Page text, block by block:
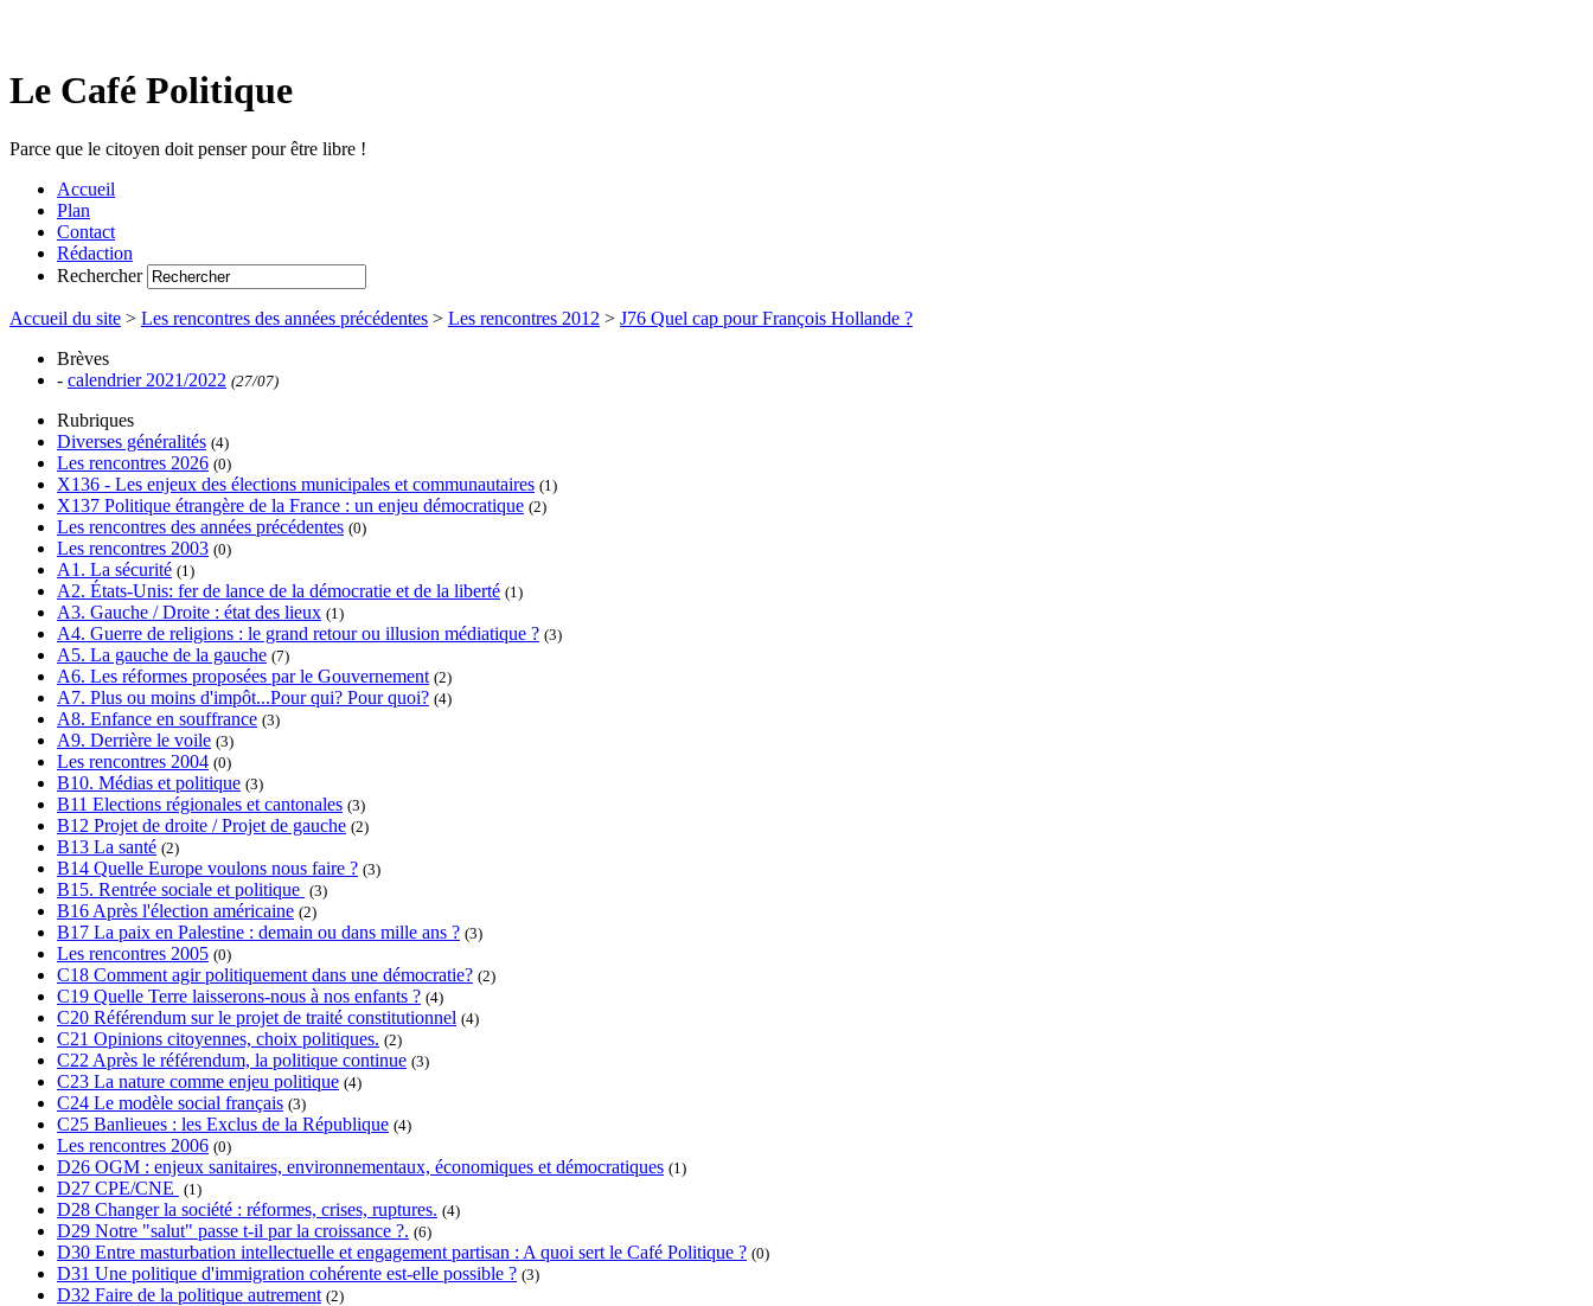
Le Café Politique
Parce que le citoyen doit penser pour être libre !
Accueil
Plan
Contact
Rédaction
Rechercher
Accueil du site > Les rencontres des années précédentes > Les rencontres 2012 > J76 Quel cap pour François Hollande ?
Brèves
- calendrier 2021/2022 (27/07)
Rubriques
Diverses généralités (4)
Les rencontres 2026 (0)
X136 - Les enjeux des élections municipales et communautaires (1)
X137 Politique étrangère de la France : un enjeu démocratique (2)
Les rencontres des années précédentes (0)
Les rencontres 2003 (0)
A1. La sécurité (1)
A2. États-Unis: fer de lance de la démocratie et de la liberté (1)
A3. Gauche / Droite : état des lieux (1)
A4. Guerre de religions : le grand retour ou illusion médiatique ? (3)
A5. La gauche de la gauche (7)
A6. Les réformes proposées par le Gouvernement (2)
A7. Plus ou moins d'impôt...Pour qui? Pour quoi? (4)
A8. Enfance en souffrance (3)
A9. Derrière le voile (3)
Les rencontres 2004 (0)
B10. Médias et politique (3)
B11 Elections régionales et cantonales (3)
B12 Projet de droite / Projet de gauche (2)
B13 La santé (2)
B14 Quelle Europe voulons nous faire ? (3)
B15. Rentrée sociale et politique (3)
B16 Après l'élection américaine (2)
B17 La paix en Palestine : demain ou dans mille ans ? (3)
Les rencontres 2005 (0)
C18 Comment agir politiquement dans une démocratie? (2)
C19 Quelle Terre laisserons-nous à nos enfants ? (4)
C20 Référendum sur le projet de traité constitutionnel (4)
C21 Opinions citoyennes, choix politiques. (2)
C22 Après le référendum, la politique continue (3)
C23 La nature comme enjeu politique (4)
C24 Le modèle social français (3)
C25 Banlieues : les Exclus de la République (4)
Les rencontres 2006 (0)
D26 OGM : enjeux sanitaires, environnementaux, économiques et démocratiques (1)
D27 CPE/CNE (1)
D28 Changer la société : réformes, crises, ruptures. (4)
D29 Notre "salut" passe t-il par la croissance ?. (6)
D30 Entre masturbation intellectuelle et engagement partisan : A quoi sert le Café Politique ? (0)
D31 Une politique d'immigration cohérente est-elle possible ? (3)
D32 Faire de la politique autrement (2)